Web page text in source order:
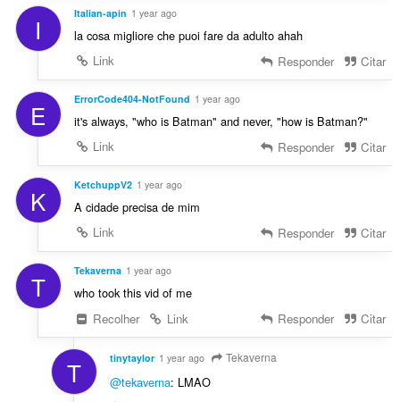
I Italian-apin 1 year ago
la cosa migliore che puoi fare da adulto ahah
Link
Responder Citar
E ErrorCode404-NotFound 1 year ago
it's always, "who is Batman" and never, "how is Batman?"
Link
Responder Citar
K KetchuppV2 1 year ago
A cidade precisa de mim
Link
Responder Citar
T Tekaverna 1 year ago
who took this vid of me
Recolher
Link Responder Citar
T tinytaylor 1 year ago Tekaverna
@tekaverna: LMAO